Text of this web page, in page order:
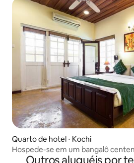
Quarto de hotel ⋅ Kochi
Hospede-se em um bangalô